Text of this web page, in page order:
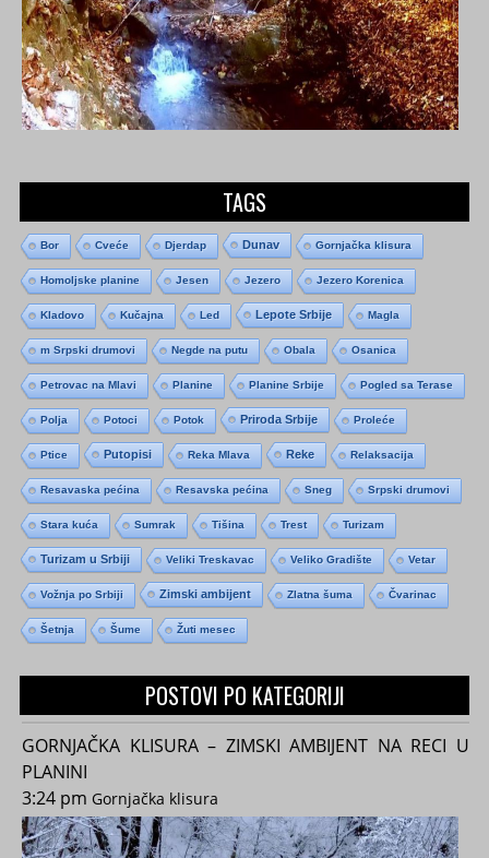
TAGS
Bor Cveće Djerdap Dunav Gornjačka klisura
Homoljske planine Jesen Jezero Jezero Korenica
Kladovo Kučajna Led Lepote Srbije Magla
m Srpski drumovi Negde na putu Obala Osanica
Petrovac na Mlavi Planine Planine Srbije Pogled sa Terase
Polja Potoci Potok Priroda Srbije Proleće
Ptice Putopisi Reka Mlava Reke Relaksacija
Resavaska pećina Resavska pećina Sneg Srpski drumovi
Stara kuća Sumrak Tišina Trest Turizam
Turizam u Srbiji Veliki Treskavac Veliko Gradište Vetar
Vožnja po Srbiji Zimski ambijent Zlatna šuma Čvarinac
Šetnja Šume Žuti mesec
POSTOVI PO KATEGORIJI
GORNJAČKA KLISURA – ZIMSKI AMBIJENT NA RECI U
PLANINI
3:24 pm Gornjačka klisura